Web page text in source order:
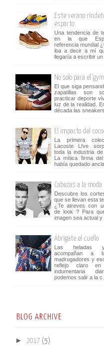
Este verano
esparto
Una tendencia de
en la que
referencia mundial
iba a decir a mí
llegaría a escribir
No solo para el
El que siga
zapatillas son
practicar deporte
luz de la realidad.
década las
El impacto del
La primera
Lacoste L!ve
toda la industria
La mítica firma
había quedado
Cabezas a la moda
Descubre los
que se llevan esta
¿Te atreves con
de look ? Para
imagen sea actual y
Abrígate el cuello
Las heladas
acompañan a
madrugadores y
reflejo claro en
indumentaria
podemos salir a la c...
BLOG ARCHIVE
► 2017 (5)